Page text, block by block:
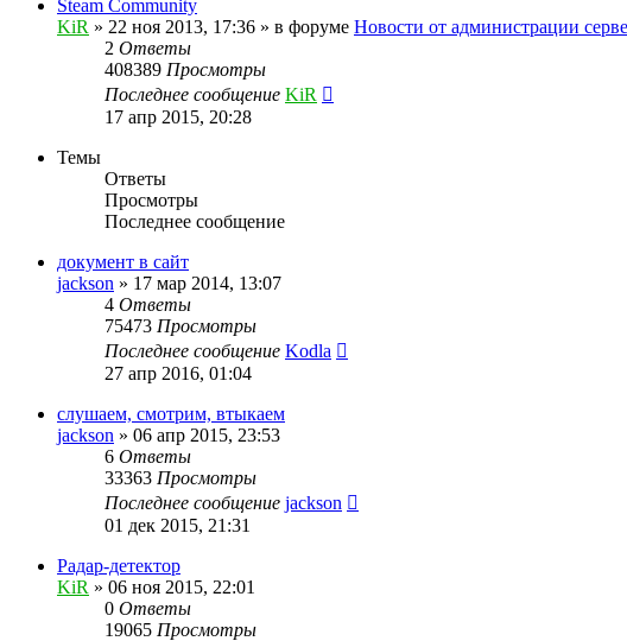
Steam Community
KiR » 22 ноя 2013, 17:36 » в форуме Новости от администрации
2 Ответы
408389 Просмотры
Последнее сообщение KiR
17 апр 2015, 20:28
Темы
Ответы
Просмотры
Последнее сообщение
документ в сайт
jackson » 17 мар 2014, 13:07
4 Ответы
75473 Просмотры
Последнее сообщение Kodla
27 апр 2016, 01:04
слушаем, смотрим, втыкаем
jackson » 06 апр 2015, 23:53
6 Ответы
33363 Просмотры
Последнее сообщение jackson
01 дек 2015, 21:31
Радар-детектор
KiR » 06 ноя 2015, 22:01
0 Ответы
19065 Просмотры